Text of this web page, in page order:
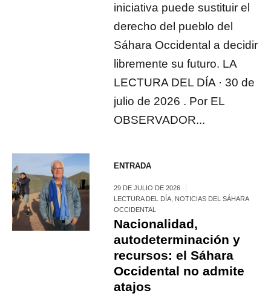
iniciativa puede sustituir el
derecho del pueblo del
Sáhara Occidental a decidir
libremente su futuro. LA
LECTURA DEL DÍA · 30 de
julio de 2026 . Por EL
OBSERVADOR...
ENTRADA
29 DE JULIO DE 2026
LECTURA DEL DÍA NOTICIAS DEL SÁHARA
OCCIDENTAL
Nacionalidad,
autodeterminación y
recursos: el Sáhara
Occidental no admite
atajos